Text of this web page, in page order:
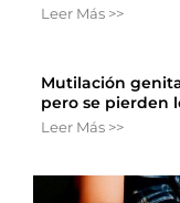
Leer Más >>
Mutilación
pero se pierden
Leer Más >>